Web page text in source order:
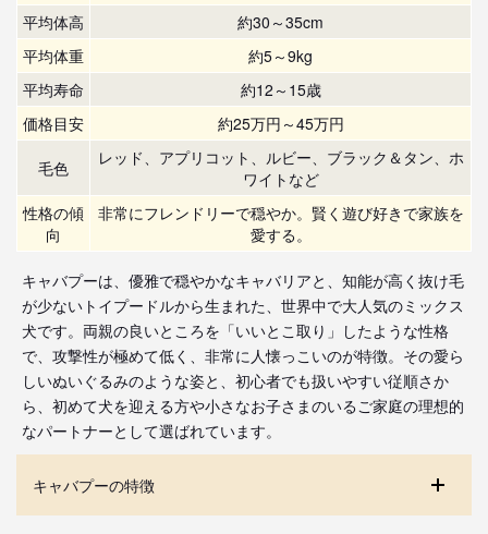
平均体高
約30～35cm
平均体重
約5～9kg
平均寿命
約12～15歳
価格目安
約25万円～45万円
毛色
レッド、アプリコット、ルビー、ブラック＆タン、ホ
ワイトなど
性格の傾
向
非常にフレンドリーで穏やか。賢く遊び好きで家族を
愛する。
キャバプーは、優雅で穏やかなキャバリアと、知能が高く抜け毛
が少ないトイプードルから生まれた、世界中で大人気のミックス
犬です。両親の良いところを「いいとこ取り」したような性格
で、攻撃性が極めて低く、非常に人懐っこいのが特徴。その愛ら
しいぬいぐるみのような姿と、初心者でも扱いやすい従順さか
ら、初めて犬を迎える方や小さなお子さまのいるご家庭の理想的
なパートナーとして選ばれています。
キャバプーの特徴